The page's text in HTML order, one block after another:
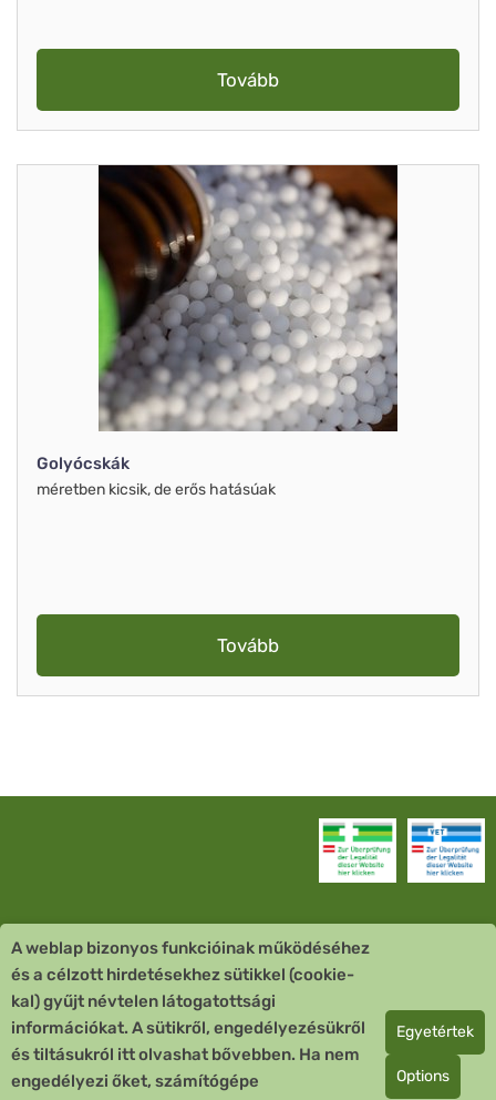
Tovább
Golyócskák
méretben kicsik, de erős hatásúak
Tovább
Vevőszolgálat
Quick Links
Fizetési mód
A weblap bizonyos funkcióinak működéséhez
és a célzott hirdetésekhez sütikkel (cookie-
kal) gyűjt névtelen látogatottsági
információkat. A sütikről, engedélyezésükről
és tiltásukról itt olvashat bővebben. Ha nem
engedélyezi őket, számítógépe
Egyetértek
Options